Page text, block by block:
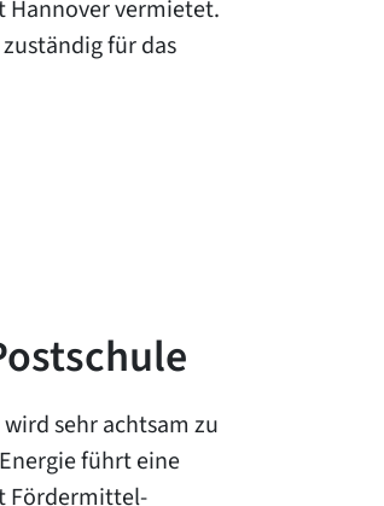
Hannover vermietet.
für das
sehr achtsam zu
führt eine
Fördermittel-